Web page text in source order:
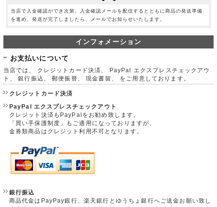
当店で入金確認ができ次第、入金確認メールを配信するとともに商品の発送準備
を進め、発送が完了しましたら、メールでお知らせいたします。
インフォメーション
お支払いについて
当店では、 クレジットカード決済、 PayPal エクスプレスチェックアウ
ト、 銀行振込、 郵便振替、 現金書留、 をご用意しております。
クレジットカード決済
PayPal エクスプレスチェックアウト
クレジット決済もPayPalをお勧め致します。
「買い手保護制度」もご適用になっておりますが、
金券類商品はクレジット利用不可となります。
銀行振込
商品代金はPayPay銀行、楽天銀行とゆうちょ銀行へご送金お願い致し